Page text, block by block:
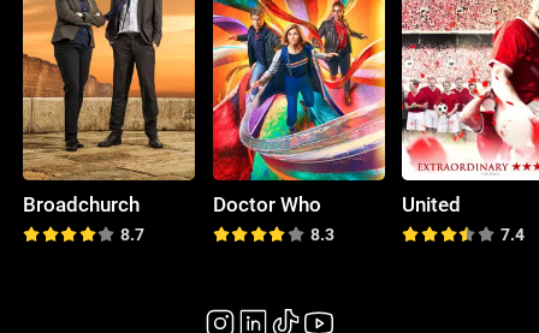
Broadchurch
8.7
Doctor Who
8.3
United
7.4